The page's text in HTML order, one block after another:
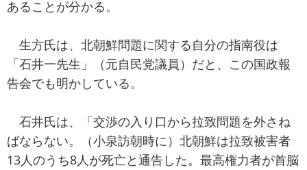
あることが分かる。
生方氏は、北朝鮮問題に関する自分の指南役は
「石井一先生」（元自民党議員）だと、この国政報
告会でも明かしている。
石井氏は、「交渉の入り口から拉致問題を外さね
ばならない。（小泉訪朝時に）北朝鮮は拉致被害者
13人のうち8人が死亡と通告した。最高権力者が首脳